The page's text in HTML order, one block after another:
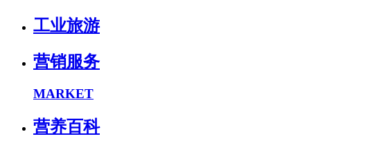
工业旅游
营销服务
MARKET
营养百科